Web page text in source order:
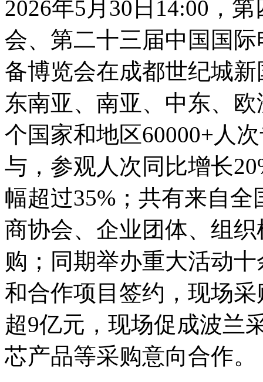
2026年5月30日14:00，
会、第二十三届中国国
备博览会在成都世纪城
东南亚、南亚、中东、
个国家和地区60000+人
与，参观人次同比增长
幅超过35%；共有来自
商协会、企业团体、组
购；同期举办重大活动
和合作项目签约，现场
超9亿元，现场促成波兰
芯产品等采购意向合作。